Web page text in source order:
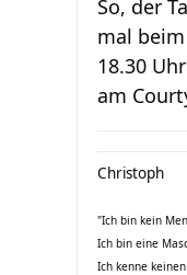
So, der
mal beim
18.30
am
Christoph
"Ich bin kein
Ich bin eine
Ich kenne